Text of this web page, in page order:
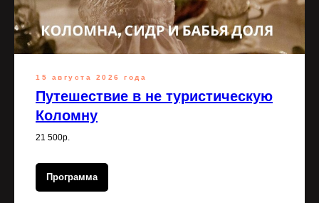
15 августа 2026 года
Путешествие в не туристическую
Коломну
21 500р.
Программа